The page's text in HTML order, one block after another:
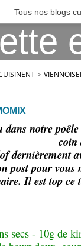
Tous nos blogs
>
dans notre
coin
dernièrement
post pour
Il est top
secs - 10g de